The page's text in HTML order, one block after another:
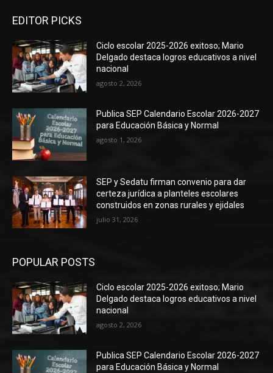
EDITOR PICKS
Ciclo escolar 2025-2026 exitoso; Mario
Delgado destaca logros educativos a nivel
nacional
agosto 2, 2026
Publica SEP Calendario Escolar 2026-2027
para Educación Básica y Normal
agosto 1, 2026
SEP y Sedatu firman convenio para dar
certeza jurídica a planteles escolares
construidos en zonas rurales y ejidales
julio 31, 2026
POPULAR POSTS
Ciclo escolar 2025-2026 exitoso; Mario
Delgado destaca logros educativos a nivel
nacional
agosto 2, 2026
Publica SEP Calendario Escolar 2026-2027
para Educación Básica y Normal